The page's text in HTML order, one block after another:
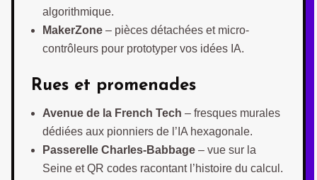
algorithmique.
MakerZone – pièces détachées et micro-
contrôleurs pour prototyper vos idées IA.
Rues et promenades
Avenue de la French Tech – fresques murales
dédiées aux pionniers de l’IA hexagonale.
Passerelle Charles-Babbage – vue sur la
Seine et QR codes racontant l’histoire du calcul.